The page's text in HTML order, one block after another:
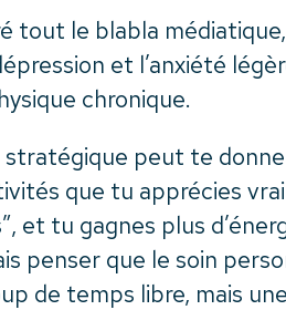
tout le blabla
et l’anxiété
chronique.
stratégique peut te
que tu apprécies
et tu gagnes plus
penser que le soin
de temps libre, mais